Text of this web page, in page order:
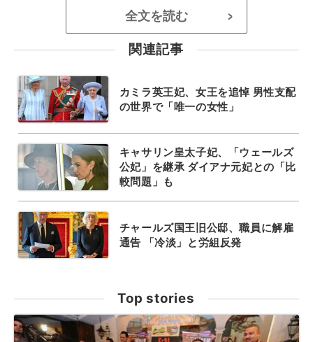
全文を読む >
関連記事
カミラ英王妃、女王を追悼 男性支配
の世界で「唯一の女性」
キャサリン皇太子妃、「ウェールズ
公妃」を継承 ダイアナ元妃との「比
較問題」も
チャールズ国王旧公邸、職員に解雇
通告 「冷淡」と労組反発
Top stories